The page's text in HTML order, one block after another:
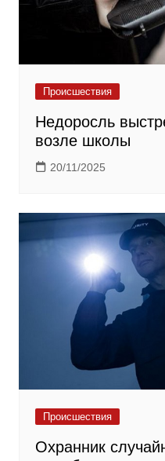
Происшествия
Недоросль
возле школы
20/11/2025
Происшествия
Охранник